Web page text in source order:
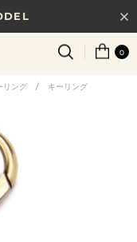
以上で送料無料
いギフトガイド
0
リング / キーリング